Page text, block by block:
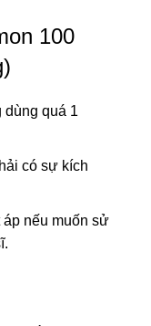
100
quá 1
có sự kích
nếu muốn sử